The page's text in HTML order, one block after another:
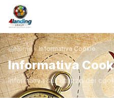
Home Informativa Cookie
Informativa
Informativa sull'utilizzo dei